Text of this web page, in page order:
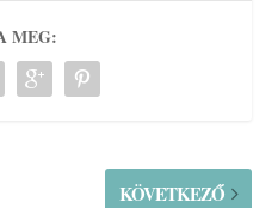
MEG:
KÖVETKEZŐ